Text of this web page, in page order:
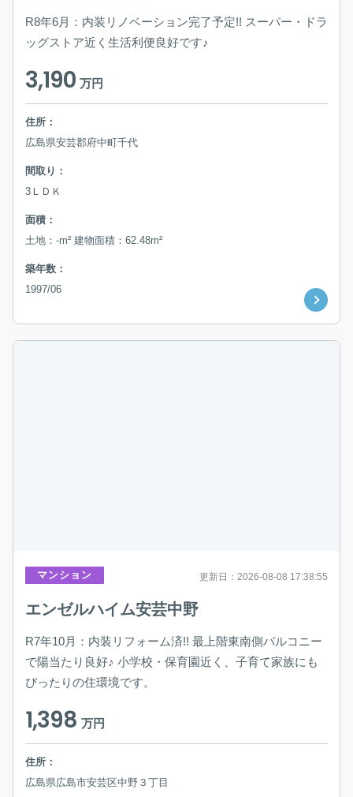
R8年6月：内装リノベーション完了予定!! スーパー・ドラ
ッグストア近く生活利便良好です♪
3,190万円
住所：
広島県安芸郡府中町千代
間取り：
3ＬＤＫ
面積：
土地：-m² 建物面積：62.48m²
築年数：
1997/06
マンション 更新日：2026-08-08 17:38:55
エンゼルハイム安芸中野
R7年10月：内装リフォーム済!! 最上階東南側バルコニー
で陽当たり良好♪ 小学校・保育園近く、子育て家族にも
ぴったりの住環境です。
1,398万円
住所：
広島県広島市安芸区中野３丁目